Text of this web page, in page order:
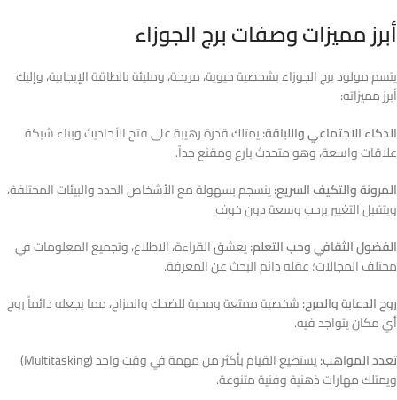
أبرز مميزات وصفات برج الجوزاء
يتسم مولود برج الجوزاء بشخصية حيوية، مريحة، ومليئة بالطاقة الإيجابية، وإليك
أبرز مميزاته:
الذكاء الاجتماعي واللباقة:يمتلك قدرة رهيبة على فتح الأحاديث وبناء شبكة
علاقات واسعة، وهو متحدث بارع ومقنع جداً.
المرونة والتكيف السريع:ينسجم بسهولة مع الأشخاص الجدد والبيئات المختلفة،
ويتقبل التغيير برحب وسعة دون خوف.
الفضول الثقافي وحب التعلم:يعشق القراءة، الاطلاع، وتجميع المعلومات في
مختلف المجالات؛ عقله دائم البحث عن المعرفة.
روح الدعابة والمرح:شخصية ممتعة ومحبة للضحك والمزاح، مما يجعله دائماً روح
أي مكان يتواجد فيه.
تعدد المواهب:
يستطيع القيام بأكثر من مهمة في وقت واحد (Multitasking)
ويمتلك مهارات ذهنية وفنية متنوعة.